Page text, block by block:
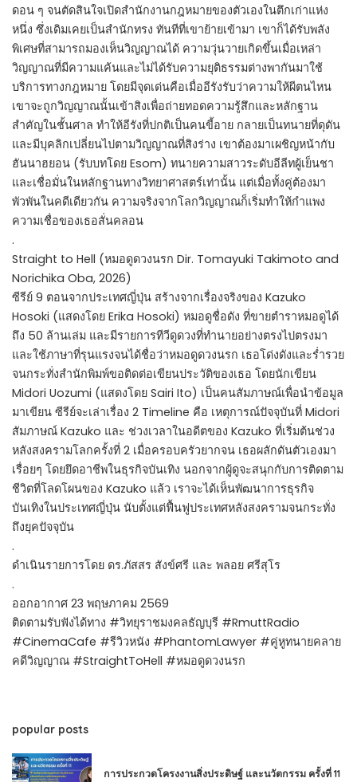
ดอน ๆ จนตัดสินใจเปิดสำนักงานกฎหมายของตัวเองในตึกเก่าแห่ง
หนึ่ง ซึ่งเดิมเคยเป็นสำนักทรง ทันทีที่เขาย้ายเข้ามา เขาก็ได้รับพลัง
พิเศษที่สามารถมองเห็นวิญญาณได้ ความวุ่นวายเกิดขึ้นเมื่อเหล่า
วิญญาณที่มีความแค้นและไม่ได้รับความยุติธรรมต่างพากันมาใช้
บริการทางกฎหมาย โดยมีจุดเด่นคือเมื่ออีรังรับว่าความให้ผีตนไหน
เขาจะถูกวิญญาณนั้นเข้าสิงเพื่อถ่ายทอดความรู้สึกและหลักฐาน
สำคัญในชั้นศาล ทำให้อีรังที่ปกติเป็นคนขี้อาย กลายเป็นทนายที่ดุดัน
และมีบุคลิกเปลี่ยนไปตามวิญญาณที่สิงร่าง เขาต้องมาเผชิญหน้ากับ
ฮันนาฮยอน (รับบทโดย Esom) ทนายความสาวระดับอีลีทผู้เย็นชา
และเชื่อมั่นในหลักฐานทางวิทยาศาสตร์เท่านั้น แต่เมื่อทั้งคู่ต้องมา
พัวพันในคดีเดียวกัน ความจริงจากโลกวิญญาณก็เริ่มทำให้กำแพง
ความเชื่อของเธอสั่นคลอน
.
Straight to Hell (หมอดูดวงนรก Dir. Tomayuki Takimoto and
Norichika Oba, 2026)
ซีรีย์ 9 ตอนจากประเทศญี่ปุ่น สร้างจากเรื่องจริงของ Kazuko
Hosoki (แสดงโดย Erika Hosoki) หมอดูชื่อดัง ที่ขายตำราหมอดูได้
ถึง 50 ล้านเล่ม และมีรายการทีวีดูดวงที่ทำนายอย่างตรงไปตรงมา
และใช้ภาษาที่รุนแรงจนได้ชื่อว่าหมอดูดวงนรก เธอโด่งดังและร่ำรวย
จนกระทั่งสำนักพิมพ์ขอติดต่อเขียนประวัติของเธอ โดยนักเขียน
Midori Uozumi (แสดงโดย Sairi Ito) เป็นคนสัมภาษณ์เพื่อนำข้อมูล
มาเขียน ซีรีย์จะเล่าเรื่อง 2 Timeline คือ เหตุการณ์ปัจจุบันที่ Midori
สัมภาษณ์ Kazuko และ ช่วงเวลาในอดีตของ Kazuko ที่เริ่มต้นช่วง
หลังสงครามโลกครั้งที่ 2 เมื่อครอบครัวยากจน เธอผลักดันตัวเองมา
เรื่อยๆ โดยยึดอาชีพในธุรกิจบันเทิง นอกจากผู้ดูจะสนุกกับการติดตาม
ชีวิตที่โลดโผนของ Kazuko แล้ว เราจะได้เห็นพัฒนาการธุรกิจ
บันเทิงในประเทศญี่ปุ่น นับตั้งแต่ฟื้นฟูประเทศหลังสงครามจนกระทั่ง
ถึงยุคปัจจุบัน
.
ดำเนินรายการโดย ดร.ภัสสร สังข์ศรี และ พลอย ศรีสุโร
.
ออกอากาศ 23 พฤษภาคม 2569
ติดตามรับฟังได้ทาง #วิทยุราชมงคลธัญบุรี #RmuttRadio
#CinemaCafe #รีวิวหนัง #PhantomLawyer #คู่หูทนายคลาย
คดีวิญญาณ #StraightToHell #หมอดูดวงนรก
popular posts
การประกวดโครงงานสิ่งประดิษฐ์ และนวัตกรรม ครั้งที่ 11